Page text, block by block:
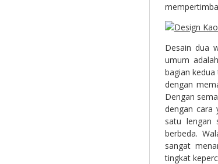
Desain dua
umum
bagian kedua
dengan
Dengan
dengan cara
satu lengan
berbeda.
sangat
tingkat